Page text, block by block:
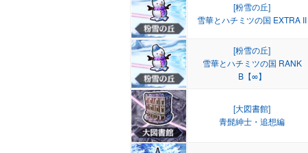
[粉雪の丘]
雪華とハチミツの国 EXTRA II
[粉雪の丘]
雪華とハチミツの国 RANK
B【∞】
[大図書館]
青髭紳士・追想編